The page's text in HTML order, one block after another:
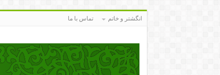
انگشتر و خاتم تماس با ما